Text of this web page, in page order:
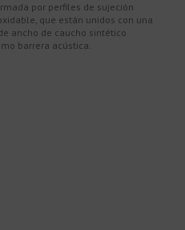
por perfiles de sujeción
que están unidos con una
ancho de caucho sintético
barrera acústica.